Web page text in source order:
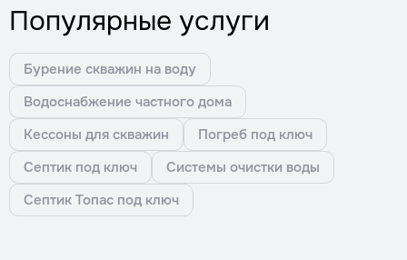
Популярные услуги
Бурение скважин на воду
Водоснабжение частного дома
Кессоны для скважин
Погреб под ключ
Септик под ключ
Системы очистки воды
Септик Топас под ключ